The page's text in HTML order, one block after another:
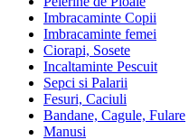
Imbracaminte Copii
Imbracaminte femei
Ciorapi, Sosete
Incaltaminte Pescuit
Sepci si Palarii
Fesuri, Caciuli
Bandane, Cagule, Fulare
Manusi